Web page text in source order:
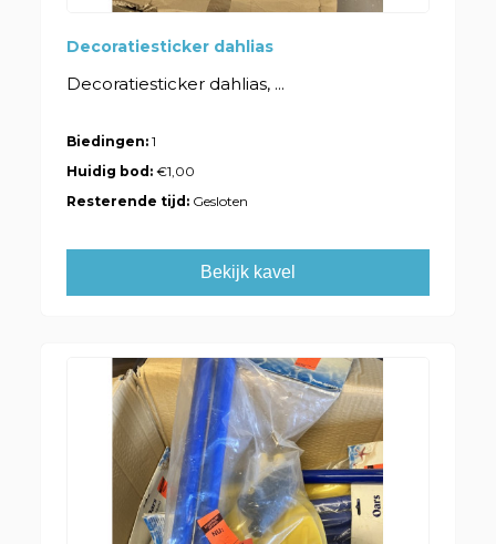
Decoratiesticker dahlias
Decoratiesticker dahlias, ...
Biedingen: 1
Huidig bod:€1,00
Resterende tijd: Gesloten
Bekijk kavel